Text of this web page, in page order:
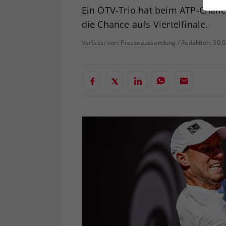
Ein ÖTV-Trio hat beim ATP-
die Chance aufs Viertelfinale.
Verfasst von: Presseaussendung / Redaktion,